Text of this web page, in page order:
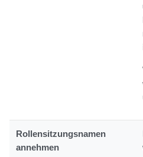
Rollensitzungsnamen
annehmen